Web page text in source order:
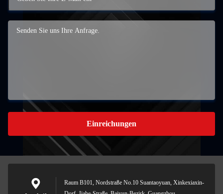
Einreichungen
Raum B101, Nordstraße No.10 Suantaoyuan, Xinkexiaxin-